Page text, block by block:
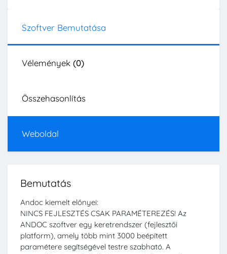
Szoftver Bemutatása
Vélemények (0)
Összehasonlítás
Weboldal
Bemutatás
Andoc kiemelt előnyei:
NINCS FEJLESZTÉS CSAK PARAMÉTEREZÉS! Az
ANDOC szoftver egy keretrendszer (fejlesztői
platform), amely több mint 3000 beépített
paramétere segítségével testre szabható. A